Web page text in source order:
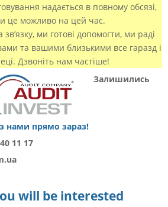
надається в повному обсязі,
це можливо на цей час.
ми готові допомогти, ми раді
та вашими близькими все гаразд і
Дзвоніть нам частіше!
Залишились
з нами прямо зараз!
11 17
will be interested